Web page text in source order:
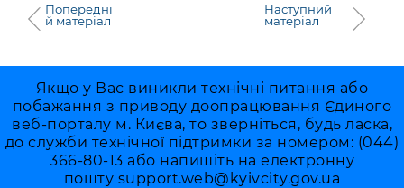
Попередні
й матеріал
Наступний
матеріал
Якщо у Вас виникли технічні питання або
побажання з приводу доопрацювання Єдиного
веб-порталу м. Києва, то зверніться, будь ласка,
до служби технічної підтримки за номером: (044)
366-80-13 або напишіть на електронну
пошту support.web@kyivcity.gov.ua